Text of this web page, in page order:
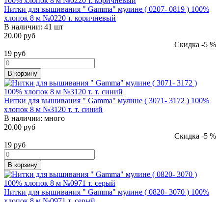
Нитки для вышивания " Gamma" мулине ( 0207- 0819 ) 100%
хлопок 8 м №0220 т. коричневый
В наличии: 41 шт
20.00 руб
Скидка -5 %
19 руб
В корзину
Нитки для вышивания " Gamma" мулине ( 3071- 3172 ) 100%
хлопок 8 м №3120 т. т. синий
В наличии: много
20.00 руб
Скидка -5 %
19 руб
В корзину
Нитки для вышивания " Gamma" мулине ( 0820- 3070 ) 100%